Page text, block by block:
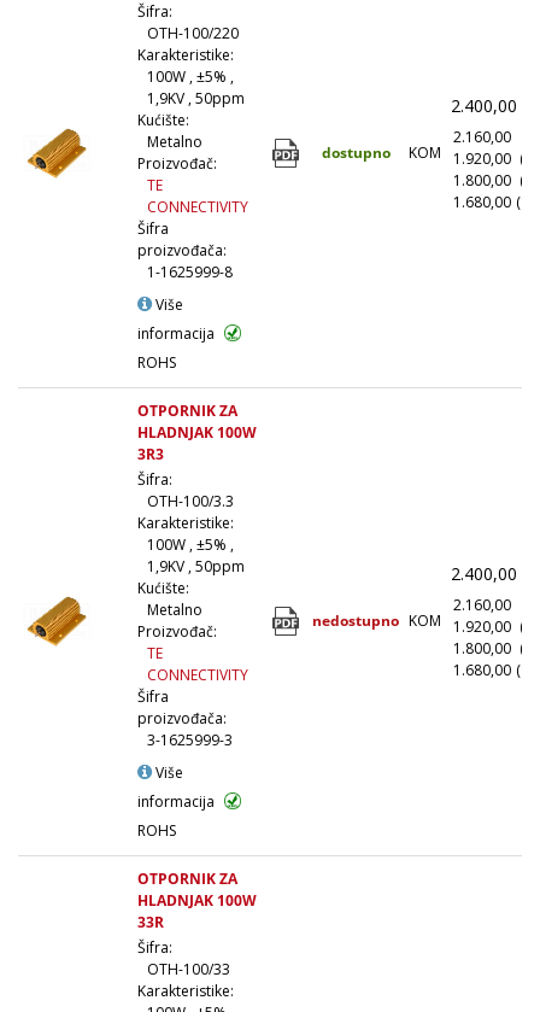
Šifra:
OTH-100/220
Karakteristike:
100W , ±5% ,
1,9KV , 50ppm
Kućište:
Metalno
Proizvođač:
TE
CONNECTIVITY
Šifra
proizvođača:
1-1625999-8
Više
informacija
ROHS
dostupno KOM
2.400,00
2.160,00
1.920,00
1.800,00
1.680,00
OTPORNIK ZA
HLADNJAK 100W
3R3
Šifra:
OTH-100/3.3
Karakteristike:
100W , ±5% ,
1,9KV , 50ppm
Kućište:
Metalno
Proizvođač:
TE
CONNECTIVITY
Šifra
proizvođača:
3-1625999-3
Više
informacija
ROHS
nedostupno KOM
2.400,00
2.160,00
1.920,00
1.800,00
1.680,00
OTPORNIK ZA
HLADNJAK 100W
33R
Šifra:
OTH-100/33
Karakteristike: